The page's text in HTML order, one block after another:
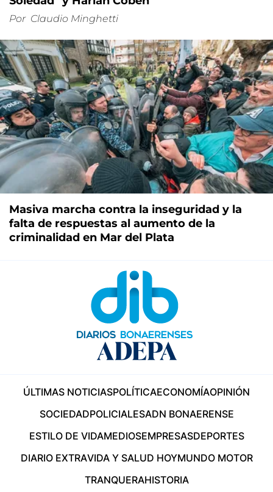
Por Claudio Minghetti
Masiva marcha contra la inseguridad y la
falta de respuestas al aumento de la
criminalidad en Mar del Plata
ÚLTIMAS NOTICIASPOLÍTICAECONOMÍAOPINIÓN
SOCIEDADPOLICIALESADN BONAERENSE
ESTILO DE VIDAMEDIOSEMPRESASDEPORTES
DIARIO EXTRAVIDA Y SALUD HOYMUNDO MOTOR
TRANQUERAHISTORIA